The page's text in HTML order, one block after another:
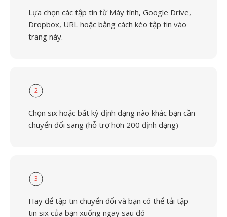
Lựa chọn các tập tin từ Máy tính, Google Drive,
Dropbox, URL hoặc bằng cách kéo tập tin vào
trang này.
2
Chọn six hoặc bất kỳ định dạng nào khác bạn cần
chuyển đổi sang (hỗ trợ hơn 200 định dạng)
3
Hãy để tập tin chuyển đổi và bạn có thể tải tập
tin six của bạn xuống ngay sau đó